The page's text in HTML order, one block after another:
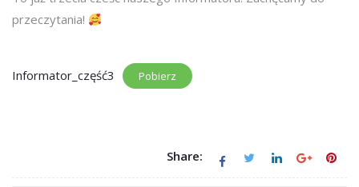
przeczytania!
Informator_część3 Pobierz
Share: